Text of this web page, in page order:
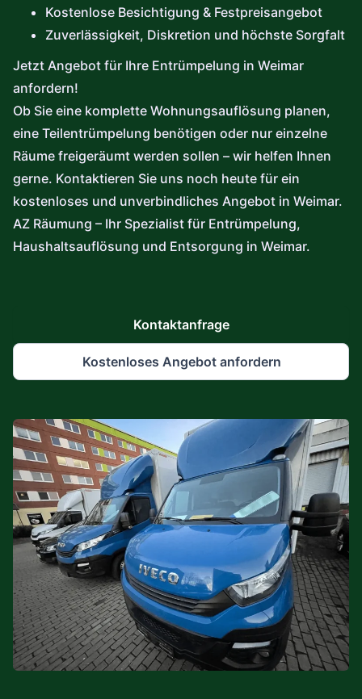
Kostenlose Besichtigung & Festpreisangebot
Zuverlässigkeit, Diskretion und höchste Sorgfalt
Jetzt Angebot für Ihre Entrümpelung in Weimar
anfordern!
Ob Sie eine komplette Wohnungsauflösung planen,
eine Teilentrümpelung benötigen oder nur einzelne
Räume freigeräumt werden sollen – wir helfen Ihnen
gerne. Kontaktieren Sie uns noch heute für ein
kostenloses und unverbindliches Angebot in Weimar.
AZ Räumung – Ihr Spezialist für Entrümpelung,
Haushaltsauflösung und Entsorgung in Weimar.
Kostenloses Angebot anfordern
Kontaktanfrage